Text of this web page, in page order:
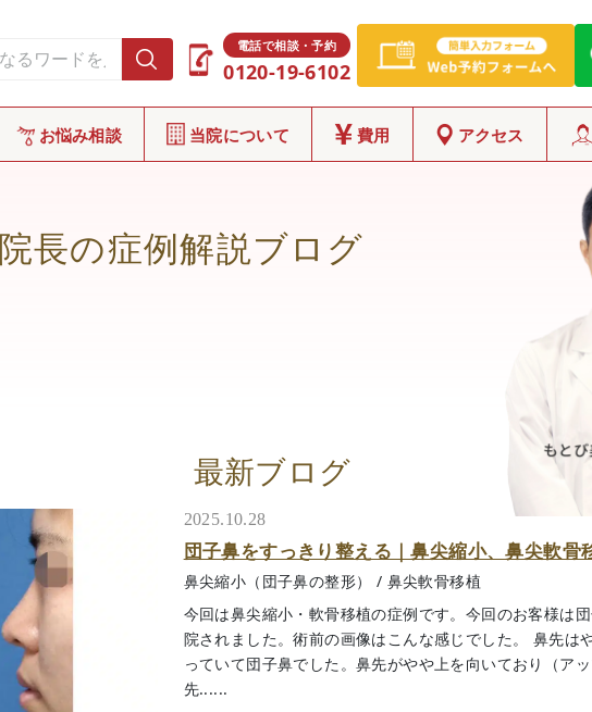
電話で相談・予約
0120-19-6102
お悩み相談 当院について 費用 アクセス
院長の症例解説ブログ
最新ブログ
2025.10.28
団子鼻をすっきり整える｜鼻尖縮小、鼻尖軟
鼻尖縮小（団子鼻の整形） / 鼻尖軟骨移植
今回は鼻尖縮小・軟骨移植の症例です。今回のお客様は
院されました。術前の画像はこんな感じでした。 鼻先は
っていて団子鼻でした。鼻先がやや上を向いており（ア
先......